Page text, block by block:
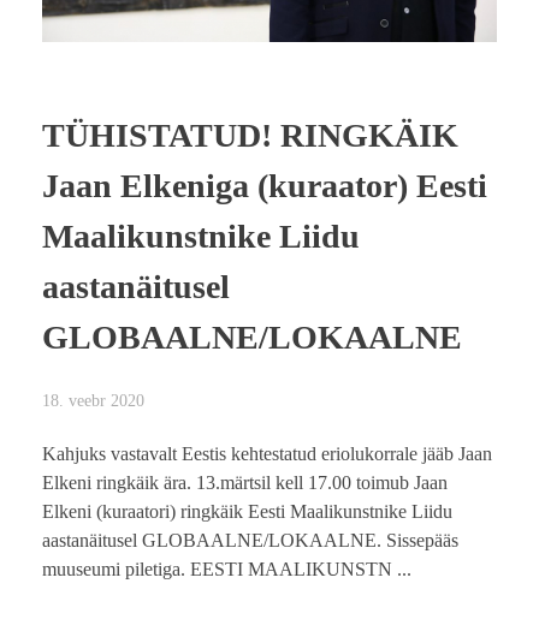
TÜHISTATUD! RINGKÄIK
Jaan Elkeniga (kuraator) Eesti
Maalikunstnike Liidu
aastanäitusel
GLOBAALNE/LOKAALNE
18. veebr 2020
Kahjuks vastavalt Eestis kehtestatud eriolukorrale jääb Jaan
Elkeni ringkäik ära. 13.märtsil kell 17.00 toimub Jaan
Elkeni (kuraatori) ringkäik Eesti Maalikunstnike Liidu
aastanäitusel GLOBAALNE/LOKAALNE. Sissepääs
muuseumi piletiga. EESTI MAALIKUNSTN ...